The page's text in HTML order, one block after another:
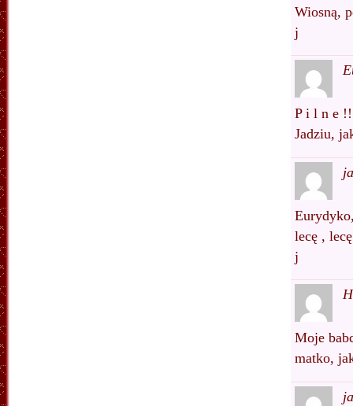
Wiosną,
j
P i l n e
Jadziu,
lecę , lecę
j
Moje
matko,